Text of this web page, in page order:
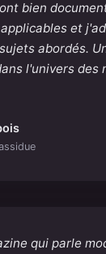
bien
et
abordés.
l'univers des
qui parle